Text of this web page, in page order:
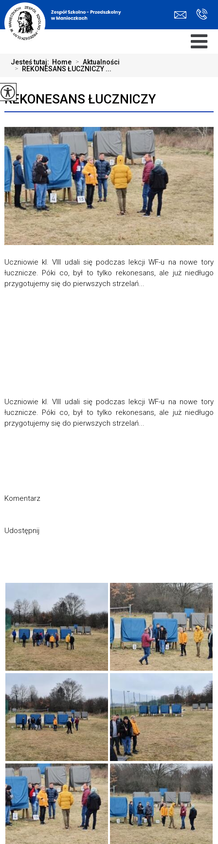
Jesteś tutaj: Home > Aktualności
> REKONESANS ŁUCZNICZY ...
REKONESANS ŁUCZNICZY
Uczniowie kl. VIII udali się podczas lekcji WF-u na nowe tory
łucznicze. Póki co, był to tylko rekonesans, ale już niedługo
przygotujemy się do pierwszych strzelań...
Uczniowie kl. VIII udali się podczas lekcji WF-u na nowe tory
łucznicze. Póki co, był to tylko rekonesans, ale już niedługo
przygotujemy się do pierwszych strzelań...
Komentarz
Udostępnij